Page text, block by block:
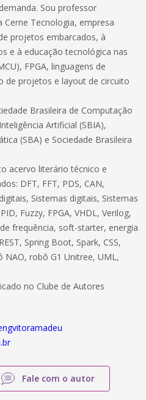
Sou professor
Tecnologia, empresa
projetos embarcados, à
e à educação tecnológica nas
FPGA, linguagens de
de projetos e layout de circuito
Brasileira de Computação
Artificial (SBIA),
(SBA) e Sociedade Brasileira
acervo literário técnico e
DFT, FFT, PDS, CAN,
Sistemas digitais, Sistemas
Fuzzy, FPGA, VHDL, Verilog,
frequência, soft-starter, energia
Spring Boot, Spark, CSS,
NAO, robô G1 Unitree, UML,
no Clube de Autores
Fale com o autor